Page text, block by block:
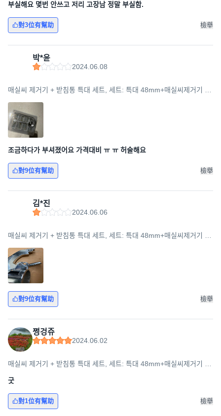
부실해요 몇번 안쓰고 저리 고장남 정말 부실함.
對3位有幫助 檢舉
박*윤
2024.06.08
매실씨 제거기 + 받침통 특대 세트, 세트: 특대 48mm+매실씨제거기 받
조금하다가 부셔졌어요 가격대비 ㅠ ㅠ 허술해요
對9位有幫助 檢舉
김*진
2024.06.06
매실씨 제거기 + 받침통 특대 세트, 세트: 특대 48mm+매실씨제거기 받
對9位有幫助 檢舉
쩡겅쥬
2024.06.02
매실씨 제거기 + 받침통 특대 세트, 세트: 특대 48mm+매실씨제거기 받
굿
對1位有幫助 檢舉